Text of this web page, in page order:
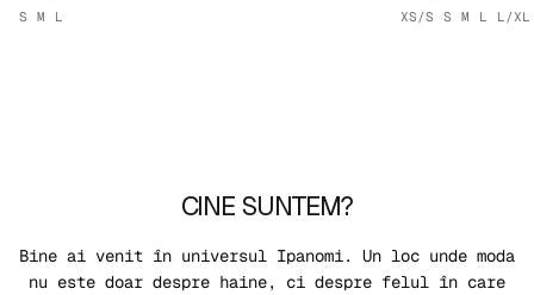
S M L XS/S S M L L/XL
CINE SUNTEM?
Bine ai venit în universul Ipanomi. Un loc unde moda
nu este doar despre haine, ci despre felul în care